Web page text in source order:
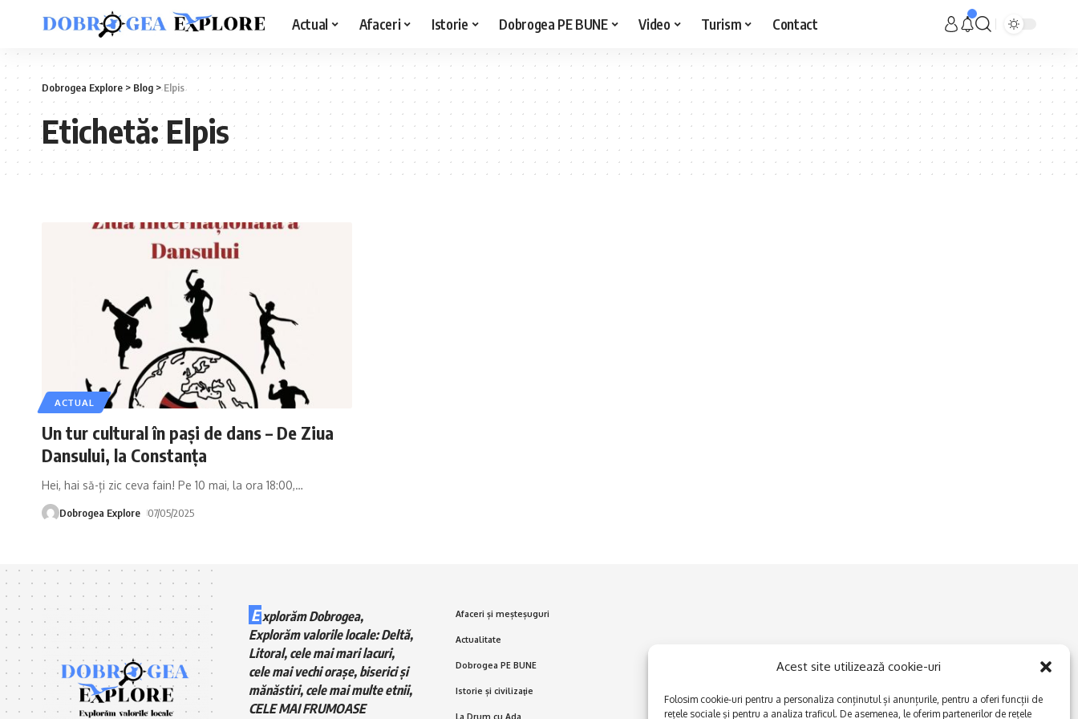
Acest site utilizează cookie-uri
Folosim cookie-uri pentru a personaliza conținutul și anunțurile, pentru a oferi funcții de
rețele sociale și pentru a analiza traficul. De asemenea, le oferim partenerilor de rețele
Actual Afaceri Istorie Dobrogea PE BUNE Video Turism Contact
Dobrogea Explore> Blog >Elpis
Etichetă:Elpis
ACTUAL
Un tur cultural în pași de dans – De Ziua
Dansului, la Constanța
Hei, hai să-ți zic ceva fain! Pe 10 mai, la ora 18:00,…
Dobrogea Explore 07/05/2025
E xplorăm Dobrogea,
Explorăm valorile locale: Deltă,
Litoral, cele mai mari lacuri,
cele mai vechi orașe, biserici și
mănăstiri, cele mai multe etnii,
CELE MAI FRUMOASE
Afaceri și meșteșuguri
Actualitate
Dobrogea PE BUNE
Istorie și civilizaţie
La Drum cu Ada